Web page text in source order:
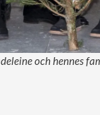
och hennes